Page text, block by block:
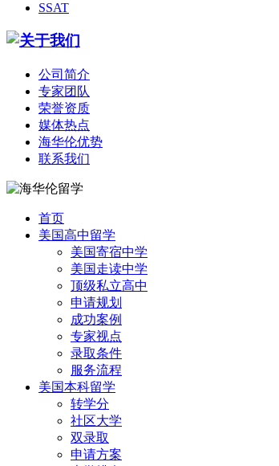
SSAT
公司简介
专家团队
荣誉资质
媒体热点
海华伦优势
联系我们
首页
美国高中留学
美国寄宿中学
美国走读中学
顶级私立高中
申请规划
成功案例
专家视点
录取条件
服务流程
美国本科留学
转学分
社区大学
双录取
申请方案